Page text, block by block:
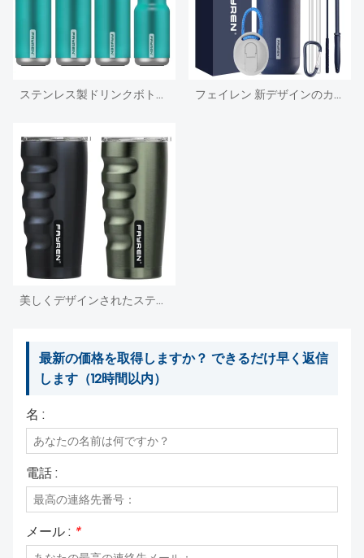
ステンレス製ドリンクボトル水 フェイレン 新デザインのカスタムステンレス鋼スポーツウォーターボトル魔法瓶小さな口真空断熱魔法瓶ストロー蓋付き
美しくデザインされたステンレススチールの真空密閉断熱コーヒーカップ
最新の価格を取得しますか？ できるだけ早く返信
します（12時間以内）
名 :
電話 :
メール : *